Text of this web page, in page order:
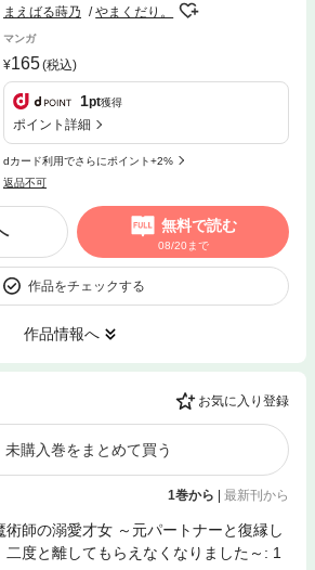
まえばる蒔乃 やまくだり。
マンガ
165(税込)
1pt獲得
ポイント詳細
dカード利用でさらにポイント+2%
返品不可
無料で読む
08/20まで
作品をチェックする
作品情報へ
お気に入り登録
未購入巻をまとめて買う
1巻から 最新刊から
術師の溺愛才女 ～元パートナーと復縁し
二度と離してもらえなくなりました～: 1